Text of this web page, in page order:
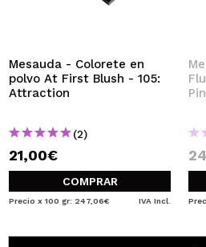
Mesauda - Colorete en
polvo At First Blush - 105:
Attraction
(2)
21,00€
COMPRAR
Precio x 100 gr: 247,06€ IVA Incl.